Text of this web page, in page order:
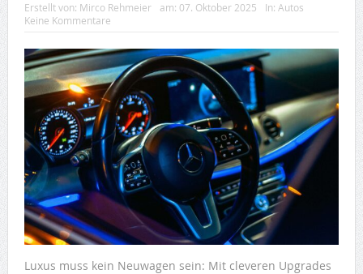
Erstellt von: Mirco Rehmeier am: 07. Oktober 2025 In: Autos
Keine Kommentare
Luxus muss kein Neuwagen sein: Mit cleveren Upgrades